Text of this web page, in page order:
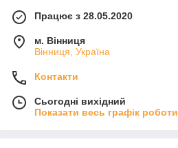
Працює з 28.05.2020
м. Вінниця
Вінниця, Україна
Контакти
Сьогодні вихідний
Показати весь графік роботи